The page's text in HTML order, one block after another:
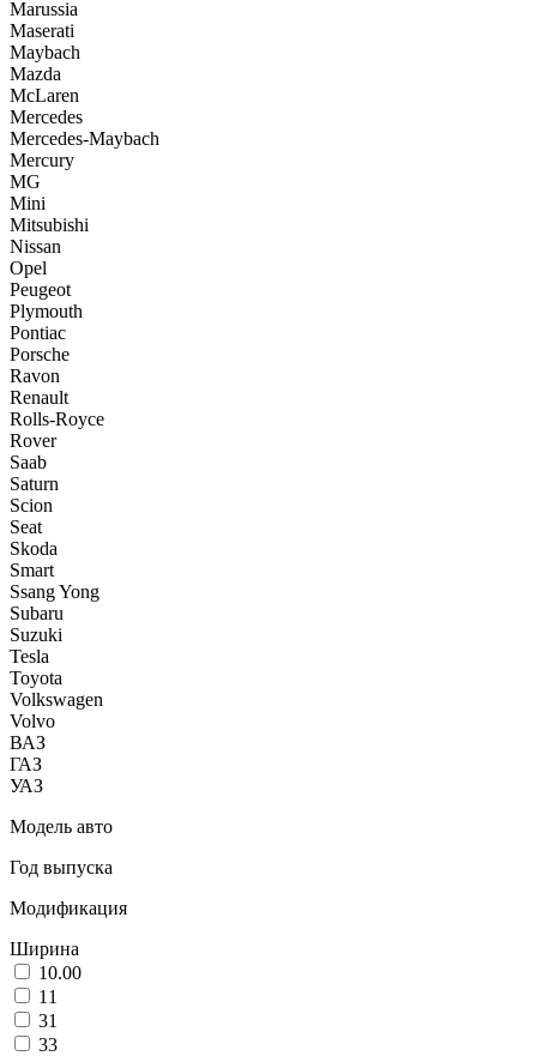
Marussia
Maserati
Maybach
Mazda
McLaren
Mercedes
Mercedes-Maybach
Mercury
MG
Mini
Mitsubishi
Nissan
Opel
Peugeot
Plymouth
Pontiac
Porsche
Ravon
Renault
Rolls-Royce
Rover
Saab
Saturn
Scion
Seat
Skoda
Smart
Ssang Yong
Subaru
Suzuki
Tesla
Toyota
Volkswagen
Volvo
ВАЗ
ГАЗ
УАЗ
Модель авто
Год выпуска
Модификация
Ширина
10.00
11
31
33